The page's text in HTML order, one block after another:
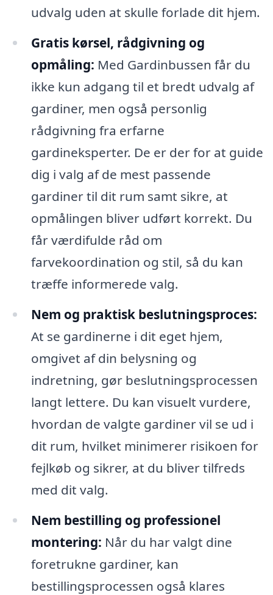
udvalg uden at skulle forlade dit hjem.
Gratis kørsel, rådgivning og
opmåling: Med Gardinbussen får du
ikke kun adgang til et bredt udvalg af
gardiner, men også personlig
rådgivning fra erfarne
gardineksperter. De er der for at guide
dig i valg af de mest passende
gardiner til dit rum samt sikre, at
opmålingen bliver udført korrekt. Du
får værdifulde råd om
farvekoordination og stil, så du kan
træffe informerede valg.
Nem og praktisk beslutningsproces:
At se gardinerne i dit eget hjem,
omgivet af din belysning og
indretning, gør beslutningsprocessen
langt lettere. Du kan visuelt vurdere,
hvordan de valgte gardiner vil se ud i
dit rum, hvilket minimerer risikoen for
fejlkøb og sikrer, at du bliver tilfreds
med dit valg.
Nem bestilling og professionel
montering: Når du har valgt dine
foretrukne gardiner, kan
bestillingsprocessen også klares